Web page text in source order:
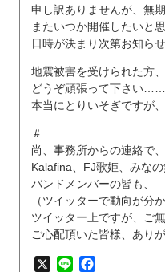
申し訳ありませんが、無
またいつか開催したいと
日時が決まり次第お知らせ
地震被害を受けられた方、
どうぞ頑張って下さい……
本当にとりいそぎですが
＃
尚、事務所からの連絡で、
Kalafina、FJ歌姫、みなの
バンドメンバーの皆も、
（ツイッターで動向が分
ツイッター上ですが、ご
ご心配頂いた皆様、あり
X Line